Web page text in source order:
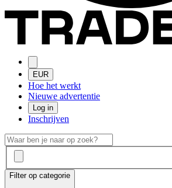
EUR
Hoe het werkt
Nieuwe advertentie
Log in
Inschrijven
Filter op categorie